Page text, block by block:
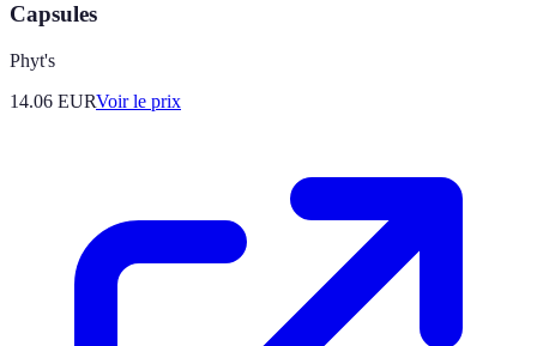
Capsules
Phyt's
14.06 EURVoir le prix